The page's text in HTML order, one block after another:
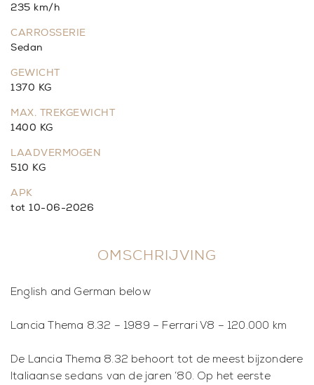
235 km/h
CARROSSERIE
Sedan
GEWICHT
1370 KG
MAX. TREKGEWICHT
1400 KG
LAADVERMOGEN
510 KG
APK
tot 10-06-2026
OMSCHRIJVING
English and German below
Lancia Thema 8.32 – 1989 – Ferrari V8 – 120.000 km
De Lancia Thema 8.32 behoort tot de meest bijzondere
Italiaanse sedans van de jaren ’80. Op het eerste